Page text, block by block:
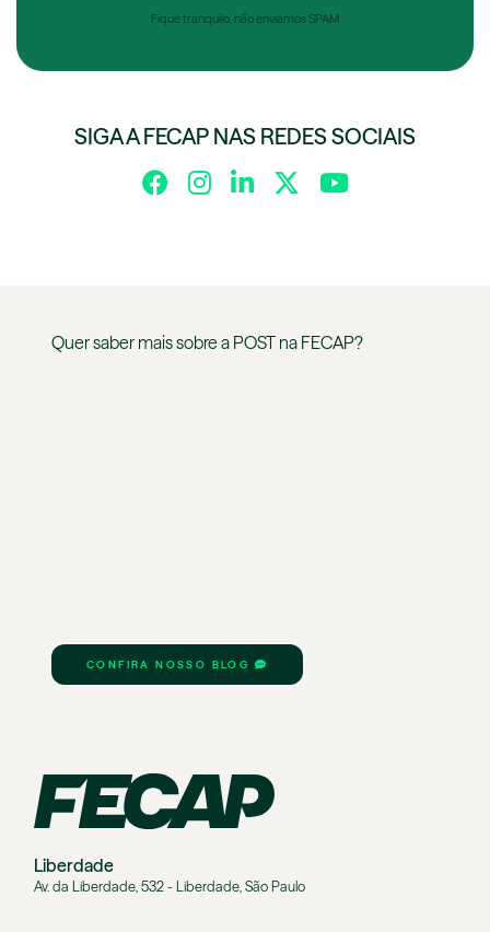
Fique tranquilo, não enviamos SPAM
SIGA A FECAP NAS REDES SOCIAIS
Quer saber mais sobre a POST na FECAP?
CONFIRA NOSSO BLOG
Liberdade
Av. da Liberdade, 532 - Liberdade, São Paulo